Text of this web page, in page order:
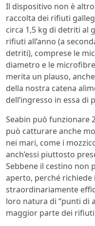
Il dispositivo non è
raccolta dei rifiuti
circa 1,5 kg di detriti al
rifiuti all’anno (a
detriti), comprese le
diametro e le
merita un plauso,
della nostra catena
dell’ingresso in essa di
Seabin può funzionare
può catturare anche
nei mari, come i
anch’essi piuttosto
Sebbene il cestino non
aperto, perché
straordinariamente
loro natura di “punti di
maggior parte dei